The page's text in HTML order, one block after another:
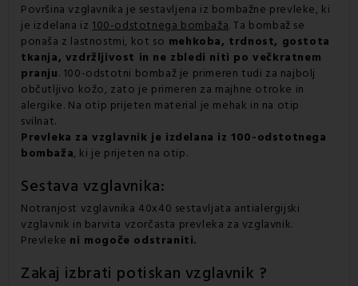
Površina vzglavnika je sestavljena iz bombažne prevleke, ki
je izdelana iz 100-odstotnega bombaža. Ta bombaž se
ponaša z lastnostmi, kot so mehkoba, trdnost, gostota
tkanja, vzdržljivost in ne zbledi niti po večkratnem
pranju. 100-odstotni bombaž je primeren tudi za najbolj
občutljivo kožo, zato je primeren za majhne otroke in
alergike. Na otip prijeten material je mehak in na otip
svilnat.
Prevleka za vzglavnik je izdelana iz 100-odstotnega
bombaža, ki je prijeten na otip.
Sestava vzglavnika:
Notranjost vzglavnika 40x40 sestavljata antialergijski
vzglavnik in barvita vzorčasta prevleka za vzglavnik.
Prevleke ni mogoče odstraniti.
Zakaj izbrati potiskan vzglavnik ?